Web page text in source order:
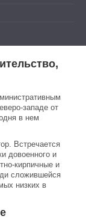
западе от
в нем
Встречается
довоенного и
кирпичные и
сложившейся
низких в